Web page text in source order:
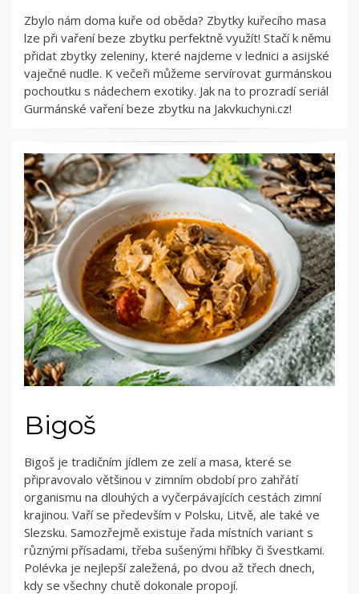
Zbylo nám doma kuře od oběda? Zbytky kuřecího masa
lze při vaření beze zbytku perfektně využít! Stačí k němu
přidat zbytky zeleniny, které najdeme v lednici a asijské
vaječné nudle. K večeři můžeme servírovat gurmánskou
pochoutku s nádechem exotiky. Jak na to prozradí seriál
Gurmánské vaření beze zbytku na Jakvkuchyni.cz!
Bigoš
Bigoš je tradičním jídlem ze zelí a masa, které se
připravovalo většinou v zimním období pro zahřátí
organismu na dlouhých a vyčerpávajících cestách zimní
krajinou. Vaří se především v Polsku, Litvě, ale také ve
Slezsku. Samozřejmě existuje řada místních variant s
různými přísadami, třeba sušenými hříbky či švestkami.
Polévka je nejlepší zaležená, po dvou až třech dnech,
kdy se všechny chutě dokonale propojí.